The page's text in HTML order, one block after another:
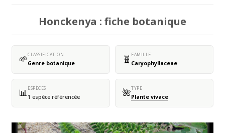
Honckenya : fiche botanique
🌱CLASSIFICATION
Genre botanique 🧬 FAMILLE
Caryophyllaceae
📊ESPÈCES
1 espèce référencée 🌺TYPE
Plante vivace